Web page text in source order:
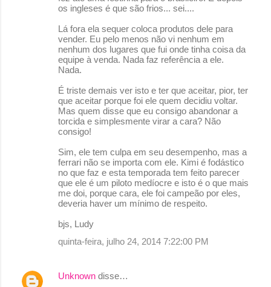
os ingleses é que são frios... sei....
Lá fora ela sequer coloca produtos dele para
vender. Eu pelo menos não vi nenhum em
nenhum dos lugares que fui onde tinha coisa da
equipe à venda. Nada faz referência a ele.
Nada.
É triste demais ver isto e ter que aceitar, pior, ter
que aceitar porque foi ele quem decidiu voltar.
Mas quem disse que eu consigo abandonar a
torcida e simplesmente virar a cara? Não
consigo!
Sim, ele tem culpa em seu desempenho, mas a
ferrari não se importa com ele. Kimi é fodástico
no que faz e esta temporada tem feito parecer
que ele é um piloto medíocre e isto é o que mais
me doi, porque cara, ele foi campeão por eles,
deveria haver um mínimo de respeito.
bjs, Ludy
quinta-feira, julho 24, 2014 7:22:00 PM
Unknown disse…